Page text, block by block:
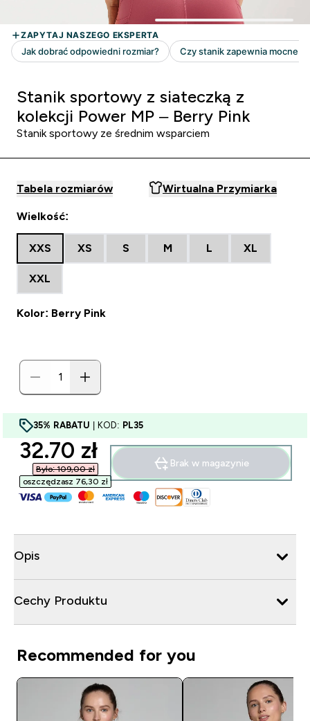
Stanik sportowy z siateczką z
kolekcji Power MP – Berry Pink
Stanik sportowy ze średnim wsparciem
Tabela rozmiarów Wirtualna Przymiarka
Wielkość:
XXS XS S M L XL
XXL
Kolor: Berry Pink
35% RABATU | KOD: PL35
discounted price
32.70 zł‎
Było: 109,00 zł‎
oszczędzasz 76,30 zł‎
Brak w magazynie
Opis
Cechy Produktu
Recommended for you